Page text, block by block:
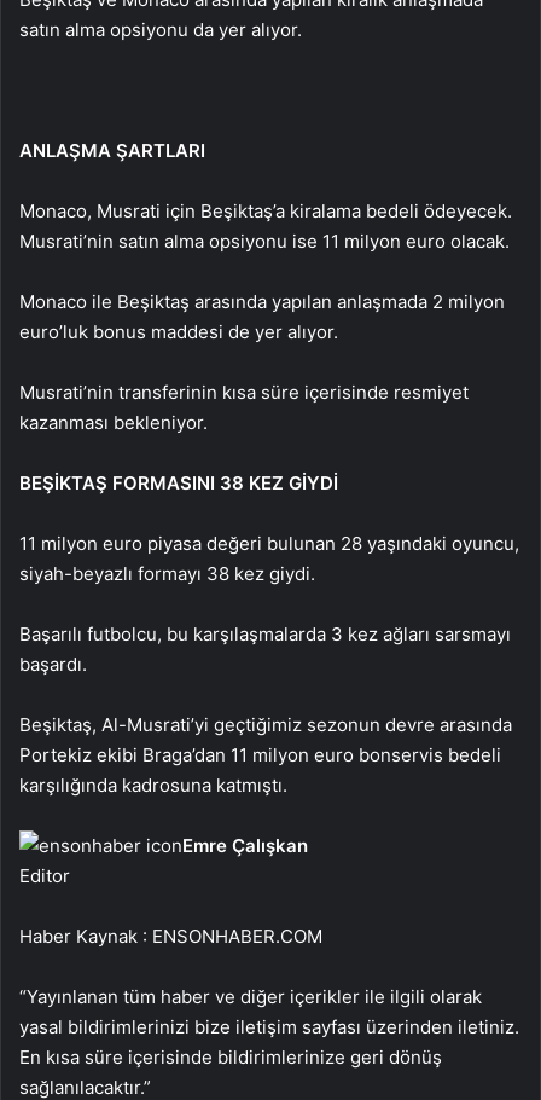
satın alma opsiyonu da yer alıyor.
ANLAŞMA ŞARTLARI
Monaco, Musrati için Beşiktaş’a kiralama bedeli ödeyecek.
Musrati’nin satın alma opsiyonu ise 11 milyon euro olacak.
Monaco ile Beşiktaş arasında yapılan anlaşmada 2 milyon
euro’luk bonus maddesi de yer alıyor.
Musrati’nin transferinin kısa süre içerisinde resmiyet
kazanması bekleniyor.
BEŞİKTAŞ FORMASINI 38 KEZ GİYDİ
11 milyon euro piyasa değeri bulunan 28 yaşındaki oyuncu,
siyah-beyazlı formayı 38 kez giydi.
Başarılı futbolcu, bu karşılaşmalarda 3 kez ağları sarsmayı
başardı.
Beşiktaş, Al-Musrati’yi geçtiğimiz sezonun devre arasında
Portekiz ekibi Braga’dan 11 milyon euro bonservis bedeli
karşılığında kadrosuna katmıştı.
Emre Çalışkan
Editor
Haber Kaynak : ENSONHABER.COM
“Yayınlanan tüm haber ve diğer içerikler ile ilgili olarak
yasal bildirimlerinizi bize iletişim sayfası üzerinden iletiniz.
En kısa süre içerisinde bildirimlerinize geri dönüş
sağlanılacaktır.”